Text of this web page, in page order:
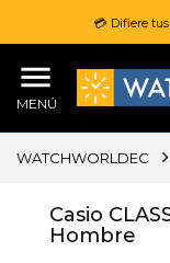
💳 Difiere
MENÚ
WATCHWORLDEC
Casio
Hombre